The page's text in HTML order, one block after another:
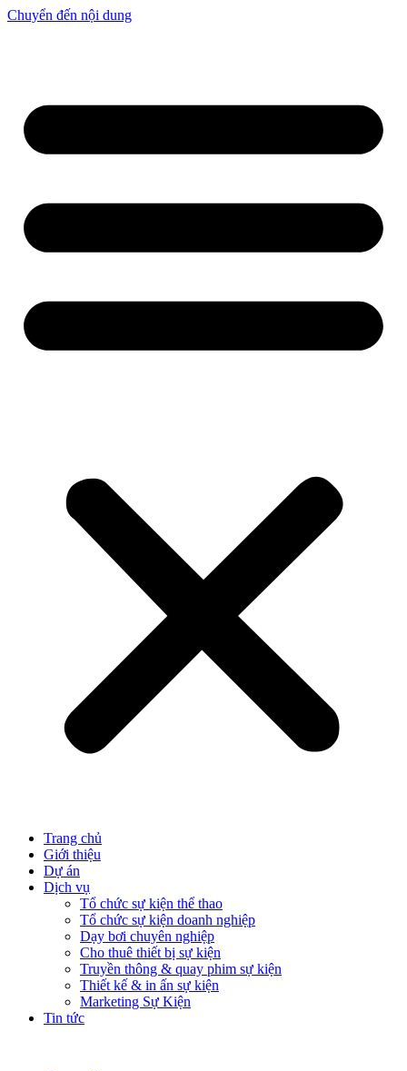
Chuyển đến nội dung
Trang chủ
Giới thiệu
Dự án
Dịch vụ
Tổ chức sự kiện thể thao
Tổ chức sự kiện doanh nghiệp
Dạy bơi chuyên nghiệp
Cho thuê thiết bị sự kiện
Truyền thông & quay phim sự kiện
Thiết kế & in ấn sự kiện
Marketing Sự Kiện
Tin tức